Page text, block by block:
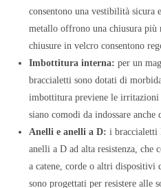
consentono una vestibilità
metallo offrono una chiusura più
chiusure in velcro consentono
Imbottitura interna: per un
braccialetti sono dotati di
imbottitura previene le irritazioni
siano comodi da indossare anche
Anelli e anelli a D: i braccialetti
anelli a D ad alta resistenza, che
a catene, corde o altri dispositivi
sono progettati per resistere alle